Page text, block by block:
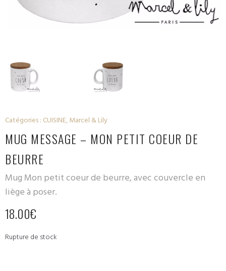
Catégories : CUISINE,Marcel & Lily
MUG MESSAGE – MON PETIT COEUR DE
BEURRE
Mug Mon petit coeur de beurre, avec couvercle en
liège à poser.
18.00€
Rupture de stock